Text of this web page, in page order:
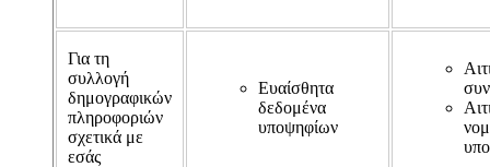
Για τη
συλλογή
δημογραφικών
πληροφοριών
σχετικά με
εσάς
Ευαίσθητα
δεδομένα
υποψηφίων